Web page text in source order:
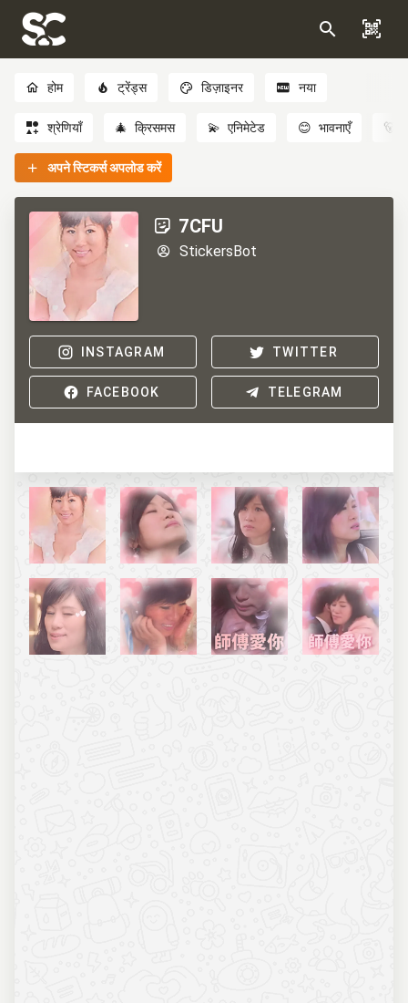
होम ट्रेंड्स डिज़ाइनर नया
श्रेणियाँ 🎄 क्रिसमस 💫 एनिमेटेड 😊 भावनाएँ 🐻
अपने स्टिकर्स अपलोड करें
7CFU
StickersBot
INSTAGRAM TWITTER
FACEBOOK TELEGRAM